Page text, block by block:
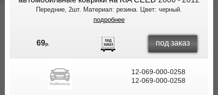
Передние, 2шт. Материал: резина. Цвет: черный.
подробнее
69р. под заказ
12-069-000-0258
12-069-000-0258